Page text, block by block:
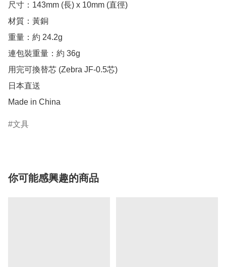
尺寸：143mm (長) x 10mm (直徑)
材質：黃銅
重量：約 24.2g
連包裝重量：約 36g
用完可換替芯 (Zebra JF-0.5芯)
日本直送
Made in China
文具
你可能感興趣的商品